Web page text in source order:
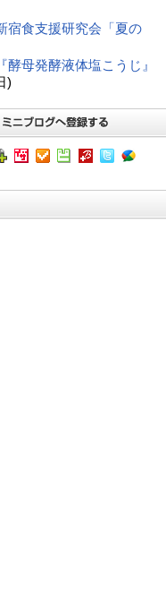
宿食支援研究会「夏の
母発酵液体塩こうじ』
)